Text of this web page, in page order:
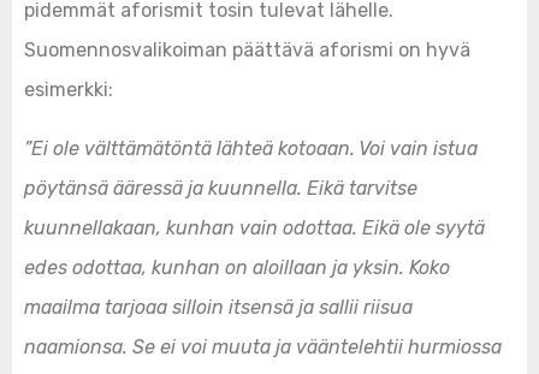
pidemmät aforismit tosin tulevat lähelle.
Suomennosvalikoiman päättävä aforismi on hyvä
esimerkki:
”Ei ole välttämätöntä lähteä kotoaan. Voi vain istua
pöytänsä ääressä ja kuunnella. Eikä tarvitse
kuunnellakaan, kunhan vain odottaa. Eikä ole syytä
edes odottaa, kunhan on aloillaan ja yksin. Koko
maailma tarjoaa silloin itsensä ja sallii riisua
naamionsa. Se ei voi muuta ja vääntelehtii hurmiossa